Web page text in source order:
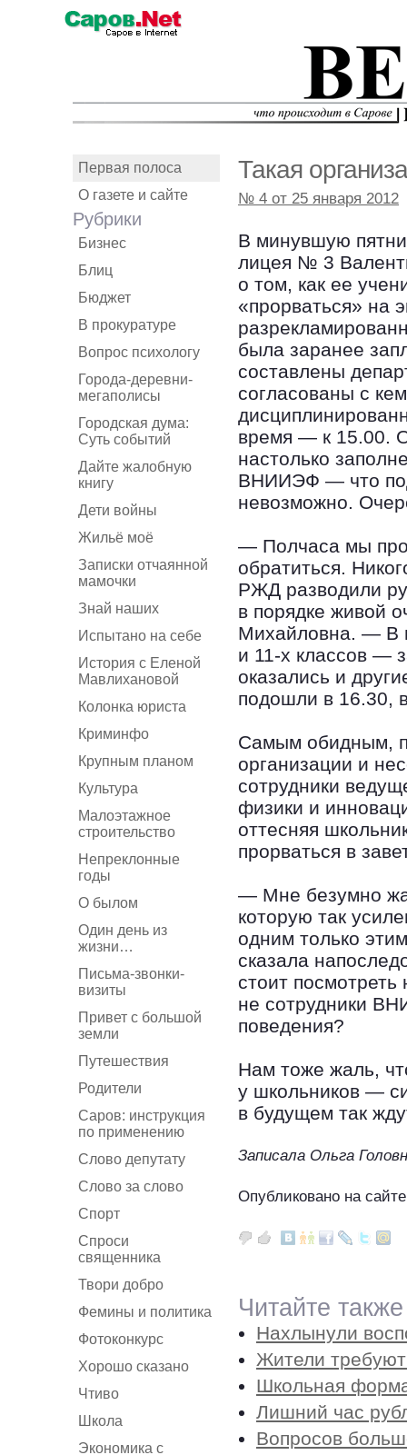
Первая полоса
О газете и сайте
Рубрики
Бизнес
Блиц
Бюджет
В прокуратуре
Вопрос психологу
Города-деревни-
мегаполисы
Городская дума:
Суть событий
Дайте жалобную
книгу
Дети войны
Жильё моё
Записки отчаянной
мамочки
Знай наших
Испытано на себе
История с Еленой
Мавлихановой
Колонка юриста
Криминфо
Крупным планом
Культура
Малоэтажное
строительство
Непреклонные
годы
О былом
Один день из
жизни…
Письма-звонки-
визиты
Привет с большой
земли
Путешествия
Родители
Саров: инструкция
по применению
Слово депутату
Слово за слово
Спорт
Спроси
священника
Твори добро
Фемины и политика
Фотоконкурс
Хорошо сказано
Чтиво
Школа
Экономика с
Такая
№ 4 от 25 января 2012
В минувшую
лицея № 3
о том, как ее
«прорваться» на
была заранее
составлены
согласованы с
время — к 15.00.
настолько
ВНИИЭФ — что
невозможно.
— Полчаса мы
обратиться.
РЖД разводили
в порядке живой
Михайловна. — В
и 11-х классов —
оказались и
подошли в 16.30,
Самым обидным,
организации и
сотрудники
физики и
оттесняя
прорваться в
— Мне безумно
которую так
одним только
сказала
стоит
не сотрудники
поведения?
Нам тоже жаль,
у школьников —
в будущем так
Записала Ольга
Опубликовано на
Читайте
Нахлынули
Жители
Школьная
Лишний час
Вопросов